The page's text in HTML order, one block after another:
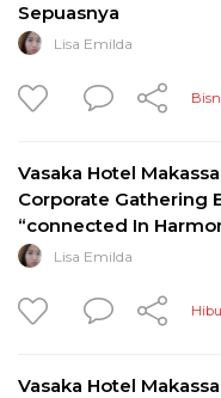
Sepuasnya
Lisa Emilda
Vasaka Hotel
Corporate Gathering
“connected In
Lisa Emilda
Vasaka Hotel